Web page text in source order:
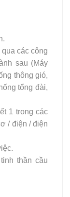
các công
sau (Máy
thông gió,
tổng đài,
1 trong các
/ điện / điện
thần cầu